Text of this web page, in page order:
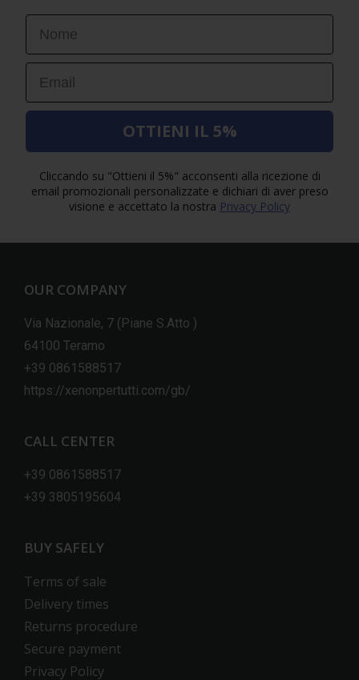
First Name
Email
OTTIENI IL 5%
Cliccando su "Ottieni il 5%" acconsenti alla ricezione di
email promozionali personalizzate e dichiari di aver preso
visione e accettato la nostra Privacy Policy
OUR COMPANY
Via Nazionale, 7 (Piane S.Atto )
64100 Teramo
+39 0861588517
https://xenonpertutti.com/gb/
CALL CENTER
+39 0861588517
+39 3805195604
BUY SAFELY
Terms of sale
Delivery times
Returns procedure
Secure payment
Privacy Policy